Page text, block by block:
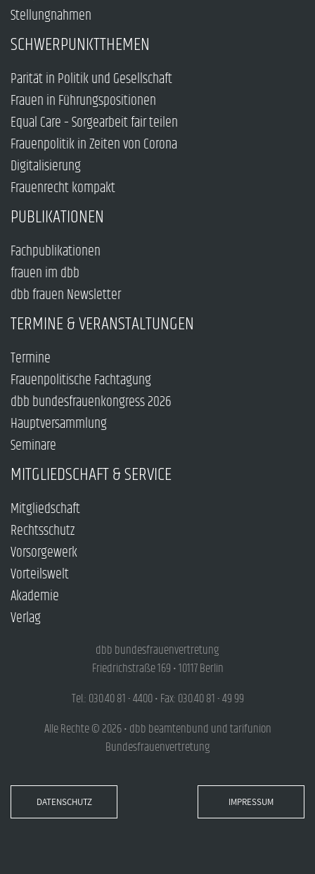
Stellungnahmen
SCHWERPUNKTTHEMEN
Parität in Politik und Gesellschaft
Frauen in Führungspositionen
Equal Care – Sorgearbeit fair teilen
Frauenpolitik in Zeiten von Corona
Digitalisierung
Frauenrecht kompakt
PUBLIKATIONEN
Fachpublikationen
frauen im dbb
dbb frauen Newsletter
TERMINE & VERANSTALTUNGEN
Termine
Frauenpolitische Fachtagung
dbb bundesfrauenkongress 2026
Hauptversammlung
Seminare
MITGLIEDSCHAFT & SERVICE
Mitgliedschaft
Rechtsschutz
Vorsorgewerk
Vorteilswelt
Akademie
Verlag
dbb bundesfrauenvertretung
Friedrichstraße 169 • 10117 Berlin
Tel.: 030.40 81 - 4400 • Fax: 030.40 81 - 49 99
Alle Rechte © 2026 • dbb beamtenbund und tarifunion
Bundesfrauenvertretung
DATENSCHUTZ IMPRESSUM